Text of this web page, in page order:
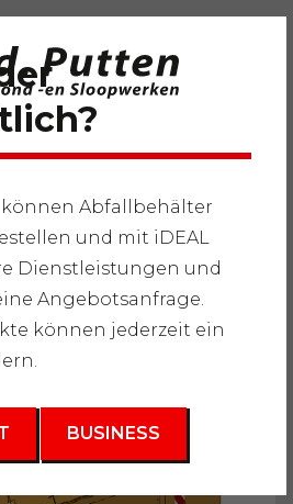
" Abfallbehälter "
" Dichter Behälter 10m3
10 m3
Abfallbehälter
und mit iDEAL
Dienstleistungen und
Angebotsanfrage.
können jederzeit ein
BUSINESS